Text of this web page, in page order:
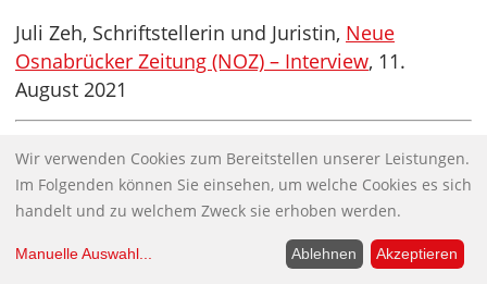
Juli Zeh, Schriftstellerin und Juristin, Neue
Osnabrücker Zeitung (NOZ) – Interview, 11.
August 2021
„Wir sind im Moment in einer
Übergangsphase. Jetzt muss man aus
allen Rohren feuern, was das Impfen
anbelangt. […] Die Solidargemeinschaft
macht mir ein kostenloses Angebot,
Wir verwenden Cookies zum Bereitstellen unserer Leistungen.
Im Folgenden können Sie einsehen, um welche Cookies es sich
handelt und zu welchem Zweck sie erhoben werden.
Manuelle Auswahl... Ablehnen Akzeptieren